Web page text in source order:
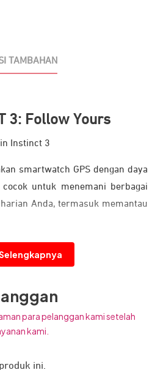
TAMBAHAN
3: Follow Yours
smartwatch GPS dengan daya
untuk menemani berbagai
Anda, termasuk memantau
dan Kokoh
para pelanggan kami setelah
kami.
ini.